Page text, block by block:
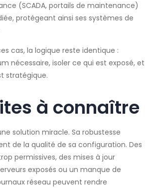
(SCADA, portails de maintenance)
protégeant ainsi ses systèmes de
cas, la logique reste identique :
nécessaire, isoler ce qui est exposé, et
stratégique.
à connaître
solution miracle. Sa robustesse
de la qualité de sa configuration. Des
permissives, des mises à jour
exposés ou un manque de
réseau peuvent rendre